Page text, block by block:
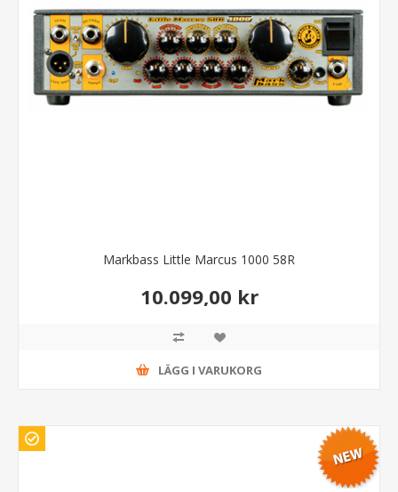
Markbass Little Marcus 1000 58R
10.099,00 kr
LÄGG I VARUKORG